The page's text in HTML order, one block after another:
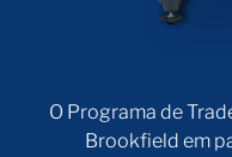
O Programa de
Brookfield em